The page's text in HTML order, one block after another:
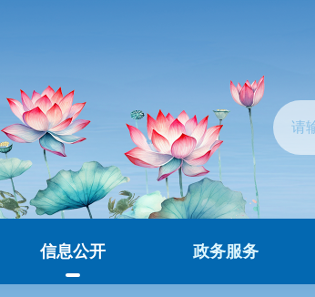
信息公开 政务服务